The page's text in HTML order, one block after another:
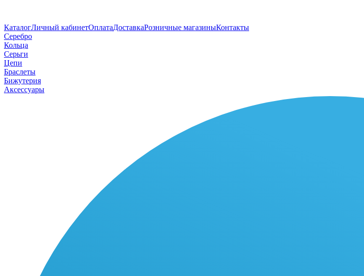
КаталогЛичный кабинетОплатаДоставкаРозничные магазиныКонтакты
Серебро
Кольца
Серьги
Цепи
Браслеты
Бижутерия
Аксессуары